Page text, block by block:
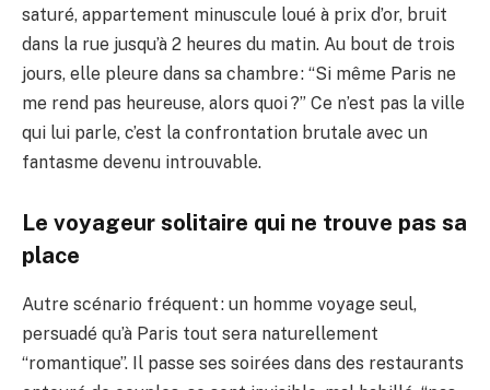
saturé, appartement minuscule loué à prix d’or, bruit
dans la rue jusqu’à 2 heures du matin. Au bout de trois
jours, elle pleure dans sa chambre : “Si même Paris ne
me rend pas heureuse, alors quoi ?” Ce n’est pas la ville
qui lui parle, c’est la confrontation brutale avec un
fantasme devenu introuvable.
Le voyageur solitaire qui ne trouve pas sa
place
Autre scénario fréquent : un homme voyage seul,
persuadé qu’à Paris tout sera naturellement
“romantique”. Il passe ses soirées dans des restaurants